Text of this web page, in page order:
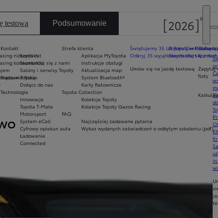
Świętujemy 35 lat Toyoty w Polsce
Odkryj 35 wyjątkowych ofert
Umów się na jazdę testową
Kontakt
Kontakt
Skontaktuj się z nami
Salony i serwisy Toyoty
Praca w Toyocie
Dołącz do nas
Technologie
Innowacje
Toyota T-Mate
Motorsport
System eCall
Cyfrowy opiekun auta
Ładowanie
Connected
Toyota Central
Skontaktuj się z
niższych rat
konsumencki
flotą
Komfort
Zapytaj
floty
Strefa klienta
Aplikacja MyToyota
Instrukcje obsługi
Aktualizacja map
System Bluetooth®
Karty Ratownicze
Toyota Collection
Kolekcje Toyoty
Kolekcje Toyoty Gazoo Racing
FAQ
Najczęściej zadawane pytania
Wykaz wydanych zaświadczeń o odbytym szkoleniu (pdf)
testową Podsumowanie
Światła
Niezbędne na co dzień światła
Niezależnie od tego, czy to